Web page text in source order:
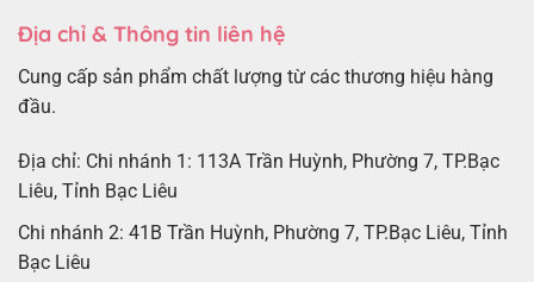
Địa chỉ & Thông tin liên hệ
Cung cấp sản phẩm chất lượng từ các thương hiệu hàng
đầu.
Địa chỉ: Chi nhánh 1: 113A Trần Huỳnh, Phường 7, TP.Bạc
Liêu, Tỉnh Bạc Liêu
Chi nhánh 2: 41B Trần Huỳnh, Phường 7, TP.Bạc Liêu, Tỉnh
Bạc Liêu